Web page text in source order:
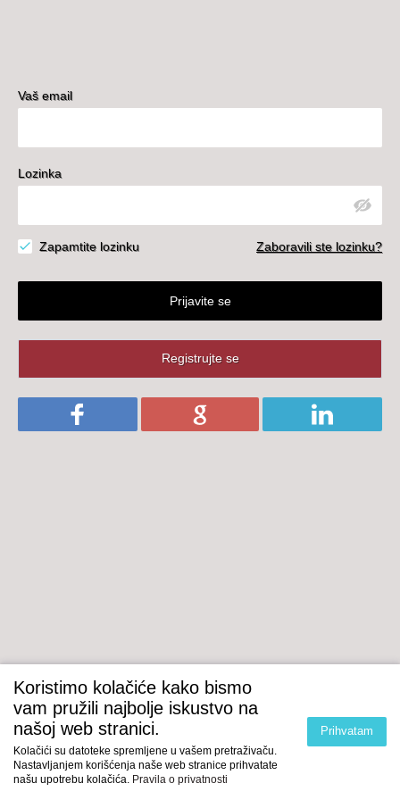
Vaš email
Lozinka
Zapamtite lozinku Zaboravili ste lozinku?
Prijavite se
Registrujte se
Koristimo kolačiće kako bismo
vam pružili najbolje iskustvo na
našoj web stranici.
Kolačići su datoteke spremljene u vašem pretraživaču.
Nastavljanjem korišćenja naše web stranice prihvatate
našu upotrebu kolačića. Pravila o privatnosti
Prihvatam